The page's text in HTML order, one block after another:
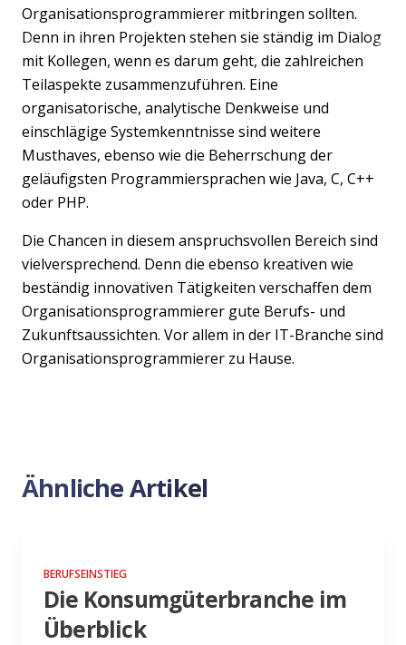
Previous Next
Organisationsprogrammierer mitbringen sollten.
Denn in ihren Projekten stehen sie ständig im Dialog
mit Kollegen, wenn es darum geht, die zahlreichen
Teilaspekte zusammenzuführen. Eine
organisatorische, analytische Denkweise und
einschlägige Systemkenntnisse sind weitere
Musthaves, ebenso wie die Beherrschung der
geläufigsten Programmiersprachen wie Java, C, C++
oder PHP.
Die Chancen in diesem anspruchsvollen Bereich sind
vielversprechend. Denn die ebenso kreativen wie
beständig innovativen Tätigkeiten verschaffen dem
Organisationsprogrammierer gute Berufs- und
Zukunftsaussichten. Vor allem in der IT-Branche sind
Organisationsprogrammierer zu Hause.
Ähnliche Artikel
BERUFSEINSTIEG
Die Konsumgüterbranche im
Überblick